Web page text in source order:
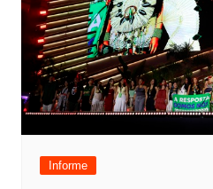
Informe